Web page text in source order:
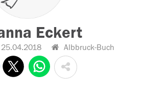
Eckert
25.04.2018 Albbruck-Buch